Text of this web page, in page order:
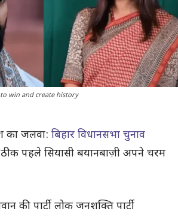
win and create history
का जलवा: बिहार विधानसभा चुनाव
पहले सियासी बयानबाज़ी अपने चरम
की पार्टी लोक जनशक्ति पार्टी